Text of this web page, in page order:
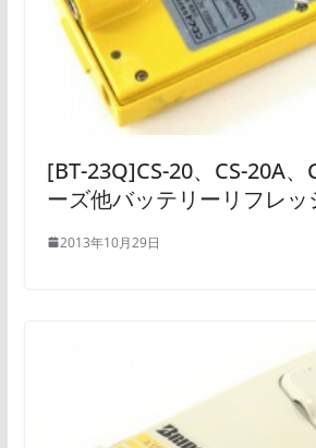
[BT-23Q]CS-20、CS-20A、
ーズ他バッテリーリフレッ
2013年10月29日